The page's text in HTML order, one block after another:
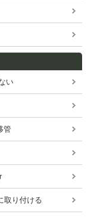
い
管
取り付ける